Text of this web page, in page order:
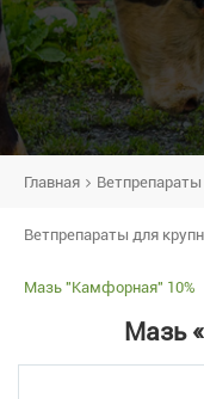
Главная
Ветпрепараты для
Мазь "Камфорная" 10%
Мазь